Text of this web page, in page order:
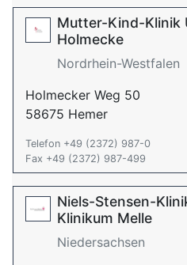
Mutter-Kind-Klinik
Holmecke
Nordrhein-Westfalen
Holmecker Weg 50
58675 Hemer
Telefon +49 (2372) 987-0
Fax +49 (2372) 987-499
Niels-Stensen-
Klinikum Melle
Niedersachsen